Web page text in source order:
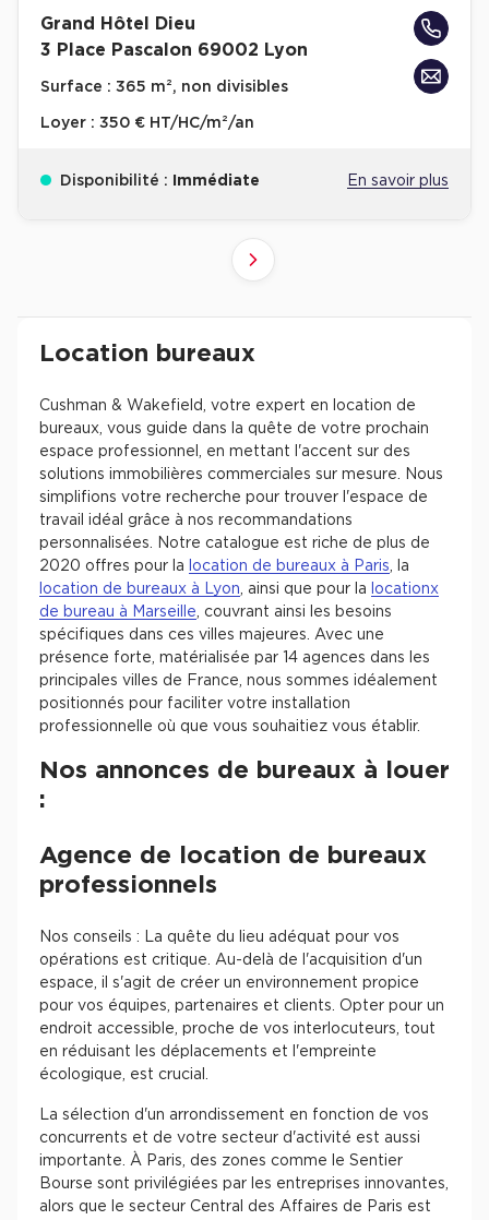
Grand Hôtel Dieu
3 Place Pascalon 69002 Lyon
Surface : 365 m², non divisibles
Loyer : 350 € HT/HC/m²/an
Disponibilité : Immédiate En savoir plus
Suivant
Revenir à l'accueil -
Location bureaux
Cushman & Wakefield, votre expert en location de
bureaux, vous guide dans la quête de votre prochain
espace professionnel, en mettant l'accent sur des
solutions immobilières commerciales sur mesure. Nous
simplifions votre recherche pour trouver l'espace de
travail idéal grâce à nos recommandations
personnalisées. Notre catalogue est riche de plus de
2020 offres pour la
location de bureaux à Paris, la
location de bureaux à Lyon, ainsi que pour la
locationx
de bureau à Marseille, couvrant ainsi les besoins
spécifiques dans ces villes majeures. Avec une
présence forte, matérialisée par 14 agences dans les
principales villes de France, nous sommes idéalement
positionnés pour faciliter votre installation
professionnelle où que vous souhaitiez vous établir.
Nos annonces de bureaux à louer
:
Agence de location de bureaux
professionnels
Nos conseils : La quête du lieu adéquat pour vos
opérations est critique. Au-delà de l'acquisition d'un
espace, il s'agit de créer un environnement propice
pour vos équipes, partenaires et clients. Opter pour un
endroit accessible, proche de vos interlocuteurs, tout
en réduisant les déplacements et l'empreinte
écologique, est crucial.
La sélection d'un arrondissement en fonction de vos
concurrents et de votre secteur d'activité est aussi
importante. À Paris, des zones comme le Sentier
Bourse sont privilégiées par les entreprises innovantes,
alors que le secteur Central des Affaires de Paris est